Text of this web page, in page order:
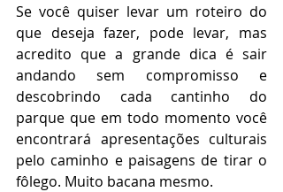
Se você quiser levar um roteiro do
que deseja fazer, pode levar, mas
acredito que a grande dica é sair
andando sem compromisso e
descobrindo cada cantinho do
parque que em todo momento você
encontrará apresentações culturais
pelo caminho e paisagens de tirar o
fôlego. Muito bacana mesmo.